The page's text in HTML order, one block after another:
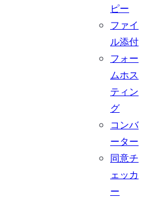
ピー
ファイ
ル添付
フォー
ムホス
ティン
グ
コンバ
ーター
同意チ
ェッカ
ー